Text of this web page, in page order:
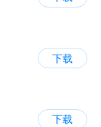
下载
下载